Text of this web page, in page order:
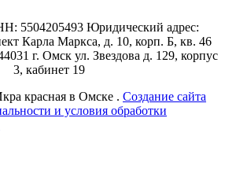
5504205493 Юридический адрес:
Карла Маркса, д. 10, корп. Б, кв. 46
г. Омск ул. Звездова д. 129, корпус
3, кабинет 19
красная в Омске . Создание сайта
и условия обработки